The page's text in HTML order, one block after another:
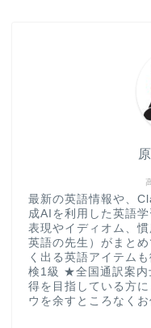
最新の英語情報や、
成AIを利用した英語
表現やイディオム、
英語の先生）がまと
く出る英語アイテム
検1級 ★全国通訳案内
得を目指している方
ウを余すところなく
英
い